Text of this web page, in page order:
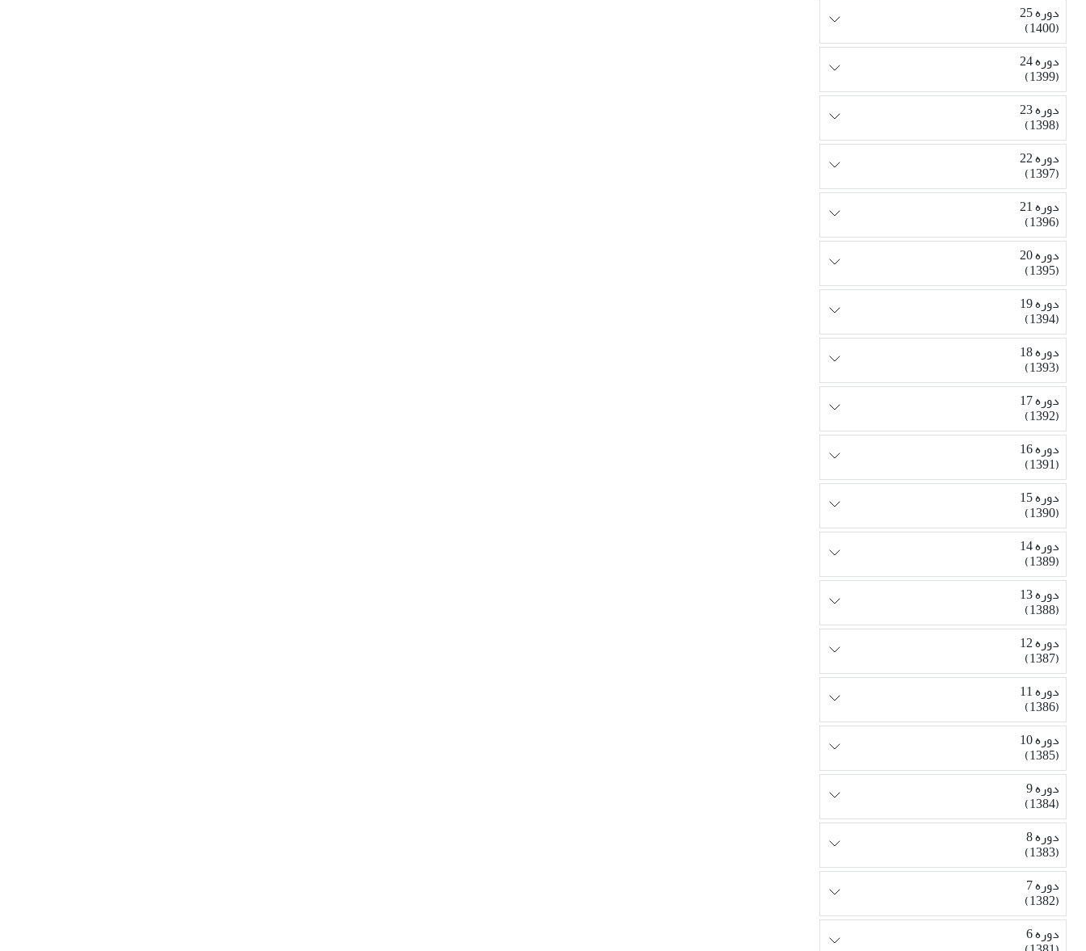
دوره 25
(1400)
دوره 24
(1399)
دوره 23
(1398)
دوره 22
(1397)
دوره 21
(1396)
دوره 20
(1395)
دوره 19
(1394)
دوره 18
(1393)
دوره 17
(1392)
دوره 16
(1391)
دوره 15
(1390)
دوره 14
(1389)
دوره 13
(1388)
دوره 12
(1387)
دوره 11
(1386)
دوره 10
(1385)
دوره 9
(1384)
دوره 8
(1383)
دوره 7
(1382)
دوره 6